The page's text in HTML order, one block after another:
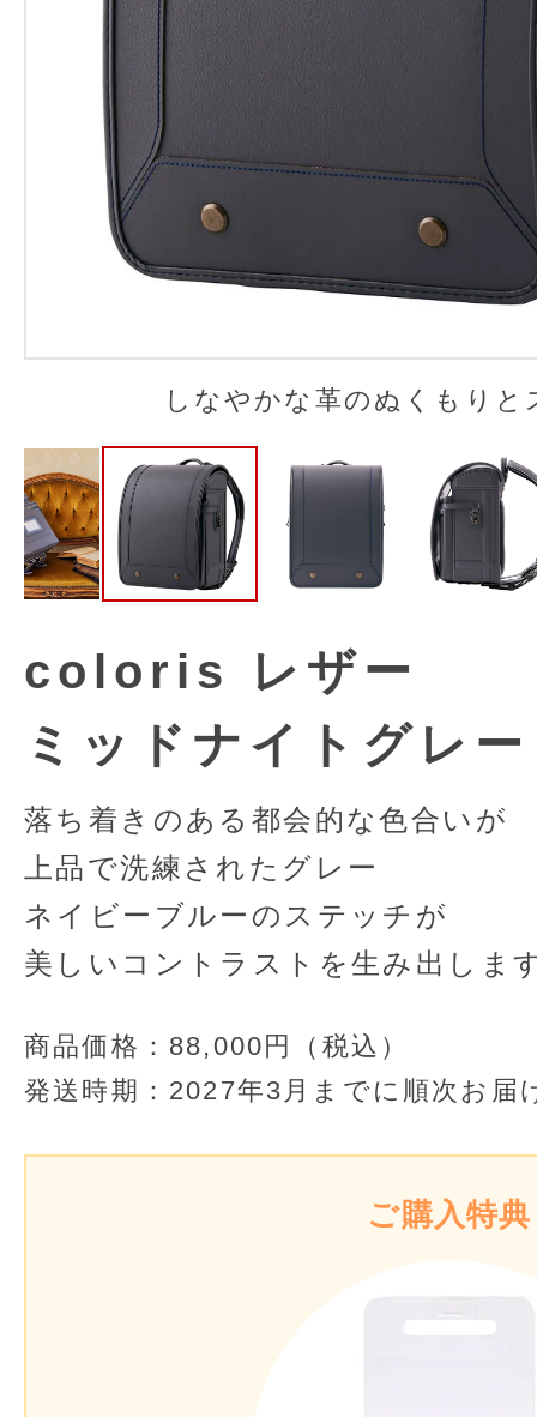
しなやかな革のぬくもりと
coloris レザー
ミッドナイトグレー
落ち着きのある都会的な色合いが
上品で洗練されたグレー
ネイビーブルーのステッチが
美しいコントラストを生み出しま
商品価格： 88,000円（税込）
発送時期： 2027年3月までに順次お届
ご購入特典